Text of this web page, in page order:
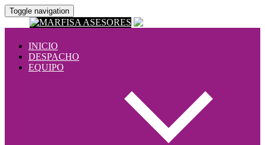
Toggle navigation
INICIO
DESPACHO
EQUIPO